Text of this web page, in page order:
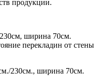
продукции.
ширина 70см.
перекладин от стены
230см., ширина 70см.